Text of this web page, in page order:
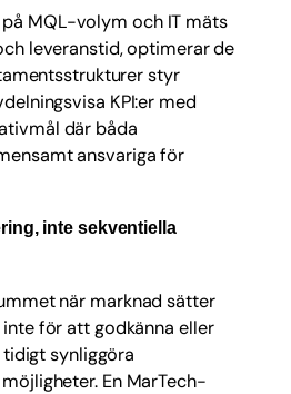
MQL-volym och IT mäts
leveranstid, optimerar de
styr
KPI:er med
där båda
ansvariga för
inte sekventiella
när marknad sätter
för att godkänna eller
synliggöra
En MarTech-